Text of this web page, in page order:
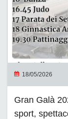
18/05/2026
Gran Galà
sport,